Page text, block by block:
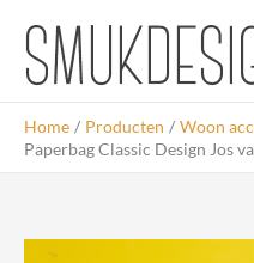
inhoud
Home Producten
Woon
Paperbag Classic Design Jos